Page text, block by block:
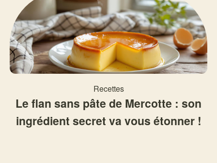
Recettes
Le flan sans pâte de Mercotte : son
ingrédient secret va vous étonner !